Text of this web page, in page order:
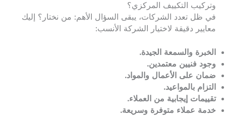
وتركيب التكييف المركزي؟
في ظل تعدد الشركات، يبقى السؤال الأهم: من نختار؟ إليك
معايير دقيقة لاختيار الشركة الأنسب:
الخبرة والسمعة الجيدة.
وجود فنيين معتمدين.
ضمان على الأعمال والمواد.
التزام بالمواعيد.
تقييمات إيجابية من العملاء.
خدمة عملاء متوفرة وسريعة.